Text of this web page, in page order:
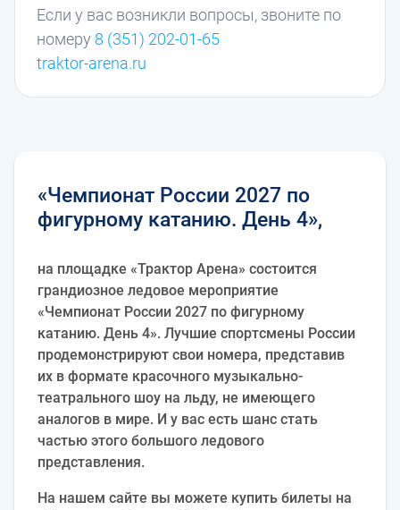
traktor-arena.ru
Если у вас возникли вопросы, звоните по
номеру 8 (351) 202-01-65
«Чемпионат России 2027 по
фигурному катанию. День 4»,
на площадке «Трактор Арена» состоится
грандиозное ледовое мероприятие
«Чемпионат России 2027 по фигурному
катанию. День 4». Лучшие спортсмены России
продемонстрируют свои номера, представив
их в формате красочного музыкально-
театрального шоу на льду, не имеющего
аналогов в мире. И у вас есть шанс стать
частью этого большого ледового
представления.
На нашем сайте вы можете купить билеты на